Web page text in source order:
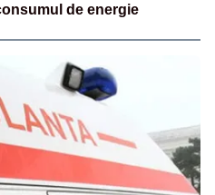
de energie